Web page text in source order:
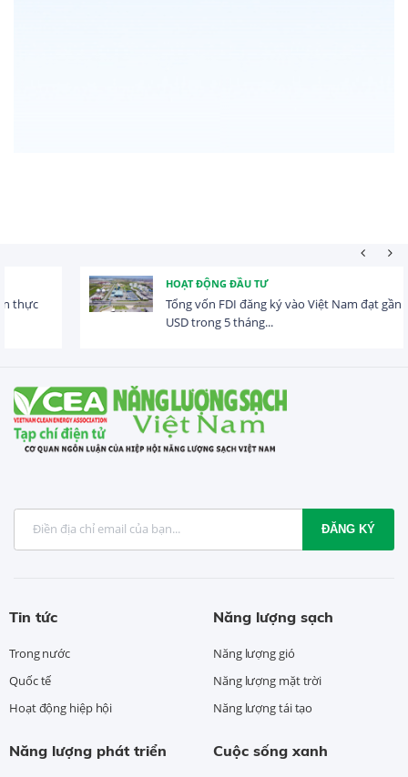
HOẠT ĐỘNG ĐẦU TƯ
Tổng vốn FDI đăng ký vào Việt Nam đạt gần 25 tỷ
USD trong 5 tháng...
ĐĂNG KÝ
Tin tức
Trong nước
Quốc tế
Hoạt động hiệp hội
Năng lượng sạch
Năng lượng gió
Năng lượng mặt trời
Năng lượng tái tạo
Năng lượng phát triển Cuộc sống xanh